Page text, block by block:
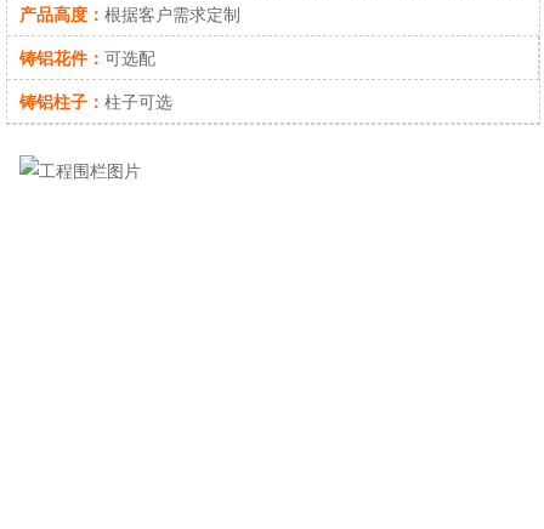
产品高度： 根据客户需求定制
铸铝花件： 可选配
铸铝柱子： 柱子可选